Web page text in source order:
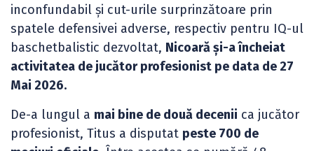
inconfundabil și cut-urile surprinzătoare prin
spatele defensivei adverse, respectiv pentru IQ-ul
baschetbalistic dezvoltat, Nicoară și-a încheiat
activitatea de jucător profesionist pe data de 27
Mai 2026.
De-a lungul a mai bine de două decenii ca jucător
profesionist, Titus a disputat peste 700 de